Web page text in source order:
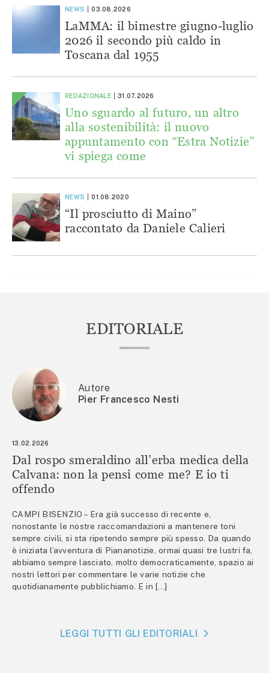
NEWS 03.08.2026
LaMMA: il bimestre giugno-luglio
2026 il secondo più caldo in
Toscana dal 1955
REDAZIONALE 31.07.2026
Uno sguardo al futuro, un altro
alla sostenibilità: il nuovo
appuntamento con “Estra Notizie”
vi spiega come
NEWS 01.08.2020
“Il prosciutto di Maino”
raccontato da Daniele Calieri
EDITORIALE
Autore
Pier Francesco Nesti
13.02.2026
Dal rospo smeraldino all’erba medica della
Calvana: non la pensi come me? E io ti
offendo
CAMPI BISENZIO – Era già successo di recente e,
nonostante le nostre raccomandazioni a mantenere toni
sempre civili, si sta ripetendo sempre più spesso. Da quando
è iniziata l’avventura di Piananotizie, ormai quasi tre lustri fa,
abbiamo sempre lasciato, molto democraticamente, spazio ai
nostri lettori per commentare le varie notizie che
quotidianamente pubblichiamo. E in […]
LEGGI TUTTI GLI EDITORIALI